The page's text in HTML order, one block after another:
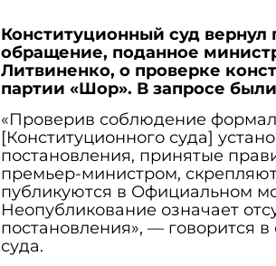
Конституционный суд вернул
обращение, поданное
Литвиненко, о проверке
партии «Шор». В запросе
«Проверив соблюдение
[Конституционного суда]
постановления, принятые
премьер-министром,
публикуются в Официальном
Неопубликование означает
постановления», — говорится
суда.